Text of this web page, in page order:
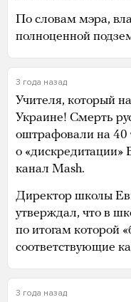
По словам мэра,
полноценной
3 года назад
Учителя, который
Украине! Смерть
оштрафовали на 40
о «дискредитации»
канал Mash.
Директор школы
утверждал, что в
по итогам которой
соответствующие
3 года назад